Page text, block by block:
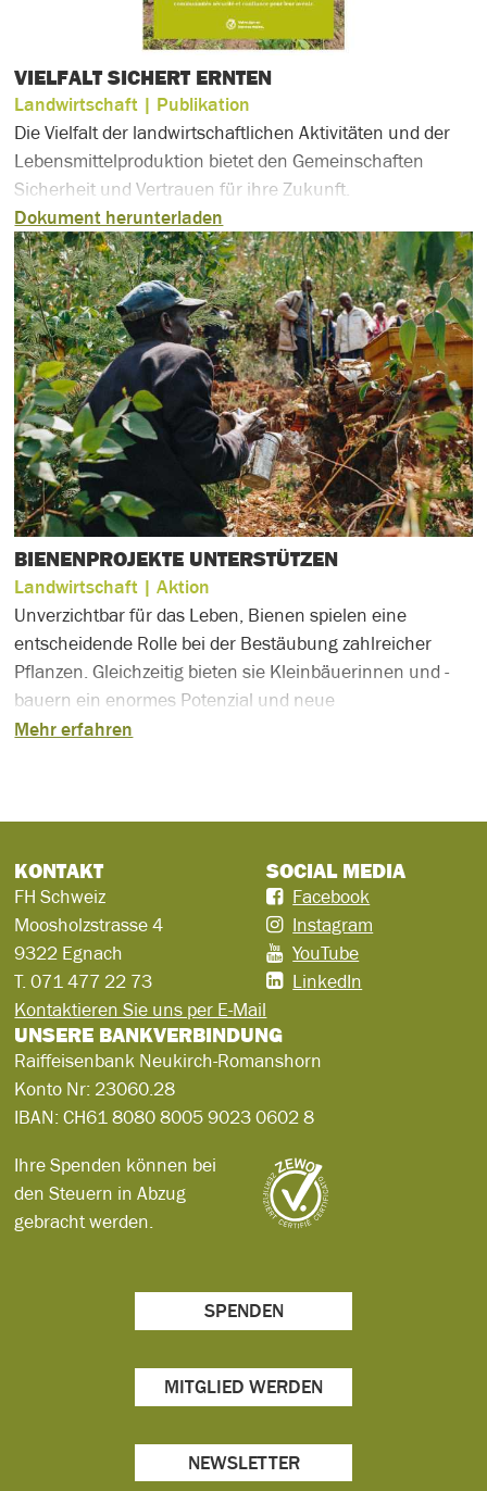
VIELFALT SICHERT ERNTEN
Landwirtschaft | Publikation
Die Vielfalt der landwirtschaftlichen Aktivitäten und der
Lebensmittelproduktion bietet den Gemeinschaften
Sicherheit und Vertrauen für ihre Zukunft.
Dokument herunterladen
BIENENPROJEKTE UNTERSTÜTZEN
Landwirtschaft | Aktion
Unverzichtbar für das Leben, Bienen spielen eine
entscheidende Rolle bei der Bestäubung zahlreicher
Pflanzen. Gleichzeitig bieten sie Kleinbäuerinnen und -
bauern ein enormes Potenzial und neue
Einkommensperspektiven.
Mehr erfahren
KONTAKT
FH Schweiz
Moosholzstrasse 4
9322 Egnach
T.071 477 22 73
Kontaktieren Sie uns per E-Mail
SOCIAL MEDIA
Facebook
Instagram
YouTube
LinkedIn
UNSERE BANKVERBINDUNG
Raiffeisenbank Neukirch-Romanshorn
Konto Nr: 23060.28
IBAN:CH61 8080 8005 9023 0602 8
Ihre Spenden können bei
den Steuern in Abzug
gebracht werden.
SPENDEN
MITGLIED WERDEN
NEWSLETTER